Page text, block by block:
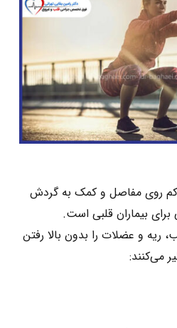
کم روی مفاصل و کمک به گردش
بیماران قلبی است.
ریه و عضلات را بدون بالا رفتن
می‌کنند: